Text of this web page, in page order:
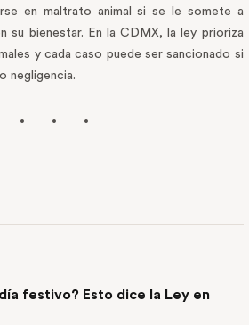
en maltrato animal si se le somete a
su bienestar. En la CDMX, la ley prioriza
y cada caso puede ser sancionado si
negligencia.
festivo? Esto dice la Ley en